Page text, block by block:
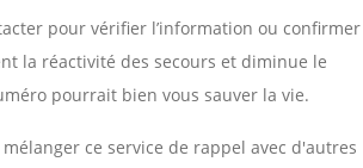
pour vérifier l’information ou confirmer
la réactivité des secours et diminue le
pourrait bien vous sauver la vie.
ce service de rappel avec d'autres